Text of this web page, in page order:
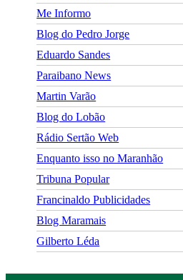
Me Informo
Blog do Pedro Jorge
Eduardo Sandes
Paraibano News
Martin Varão
Blog do Lobão
Rádio Sertão Web
Enquanto isso no Maranhão
Tribuna Popular
Francinaldo Publicidades
Blog Maramais
Gilberto Léda